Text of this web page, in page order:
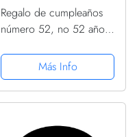
Regalo de cumpleaños
número 52, no 52 años
Intercambiable
Más Info